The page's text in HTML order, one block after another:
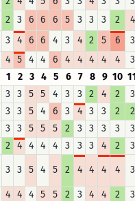
2 3 6 6 6 5 3 3 3 2
4
3 4 6 6 4 3 4 2 5 6
3
4 5 4 4 6 4 4 4 4 4
3
1 2 3 4 5 6 7 8 9 10
3 3 5 5 4 3 3 2 4 2
3
3 3 5 4 6 3 4 3 3 2
2
3 3 5 5 5 2 3 3 3 3
3
2 4 4 4 4 3 3 3 4 2 3
3 3 5 4 5 2 4 4 4 4 3
4 4 4 5 5 2 3 4 4 2
3